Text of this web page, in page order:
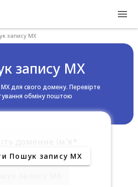
запису MX
запису MX
MX для свого домену. Перевірте
обміну поштою
Пошук запису MX